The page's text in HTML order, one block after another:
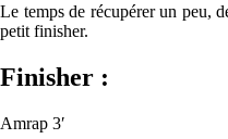
Le temps de récupérer un peu,
petit finisher.
Finisher :
Amrap 3′